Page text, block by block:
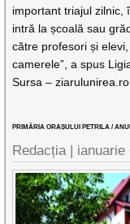
important triajul zilnic,
intră la școală sau
către profesori și
camerele”, a spus
Sursa – ziarulunirea.ro
PRIMĂRIA ORAȘULUI PETRILA /
Redacția | ianuarie